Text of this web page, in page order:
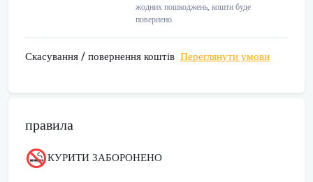
жодних пошкоджень, кошти буде
повернено.
Скасування / повернення коштів Переглянути умови
правила
КУРИТИ ЗАБОРОНЕНО